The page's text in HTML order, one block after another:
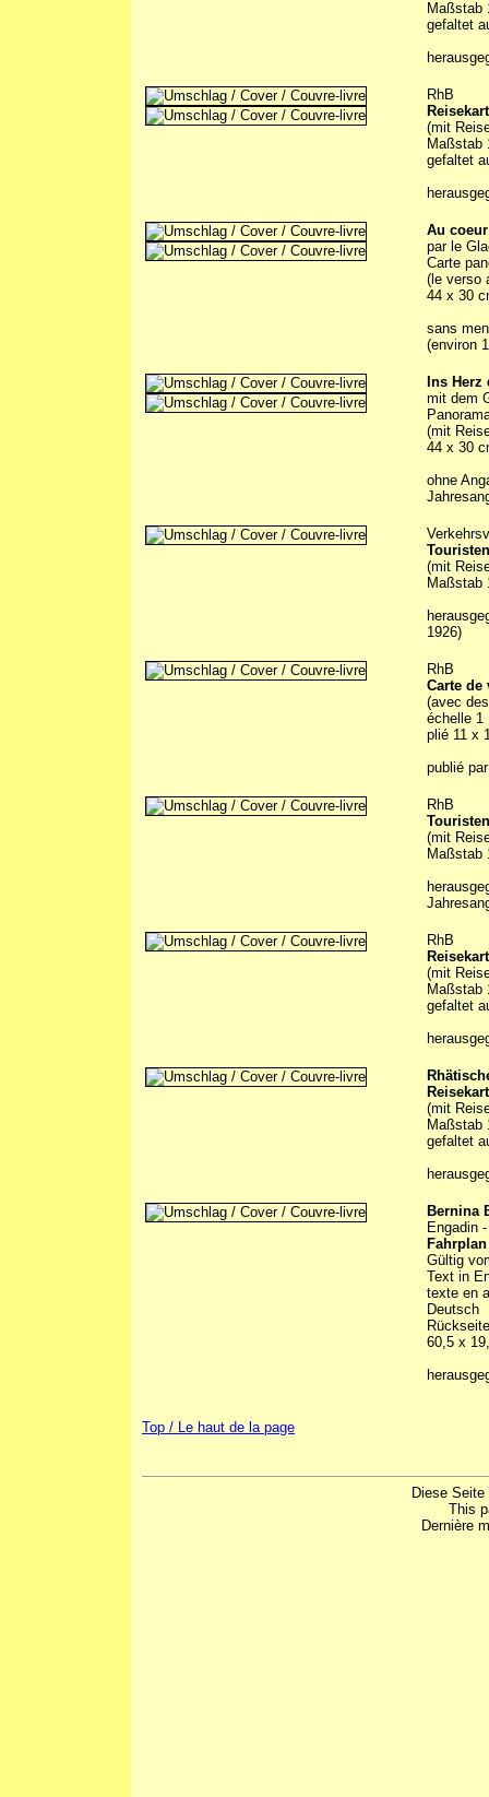
Maßstab
gefaltet
RhB
(mit
Maßstab
gefaltet
Au
par le
Carte
(le verso
44 x 30
sans
(environ
Ins
mit dem
(mit
44 x 30
ohne
(mit
Maßstab
1926)
RhB
Carte de
(avec
échelle 1
plié 11 x
publié
RhB
(mit
Maßstab
RhB
(mit
Maßstab
gefaltet
(mit
Maßstab
gefaltet
Bernina
Engadin
Gültig
Text in
texte en
Deutsch
60,5 x
Top / Le haut de la page
Diese
This
Dernière